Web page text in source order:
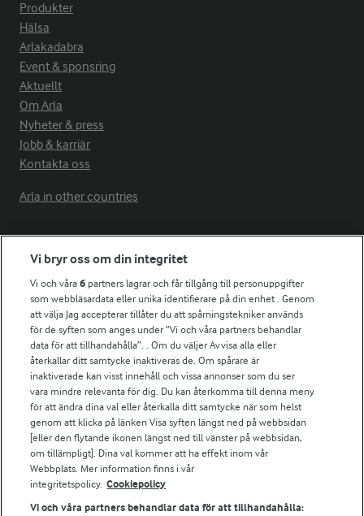
Produkter
Hälsa
Arlakadabra
Event & sponsring
Aktuellt
Om Arla
Nyheter & press
Jobb & karriär
Kontakta oss
Arla in other countries
Fler Arlasajter
För ägare
Arlas kundportal
Arla.com
Falbygdens Ost
Arla webbshop
Bildbank
Följ oss
Vi bryr oss om din integritet
Vi och våra6 partners lagrar och får tillgång till personuppgifter
som webbläsardata eller unika identifierare på din enhet . Genom
att välja Jag accepterar tillåter du att spårningstekniker används
för de syften som anges under ”Vi och våra partners behandlar
data för att tillhandahålla”. . Om du väljer Avvisa alla eller
återkallar ditt samtycke inaktiveras de. Om spårare är
inaktiverade kan visst innehåll och vissa annonser som du ser
vara mindre relevanta för dig. Du kan återkomma till denna meny
för att ändra dina val eller återkalla ditt samtycke när som helst
genom att klicka på länken Visa syften längst ned på webbsidan
[eller den flytande ikonen längst ned till vänster på webbsidan,
om tillämpligt]. Dina val kommer att ha effekt inom vår
Webbplats. Mer information finns i vår
integritetspolicy. Cookiepolicy
Vi och våra partners behandlar data för att tillhandahålla: